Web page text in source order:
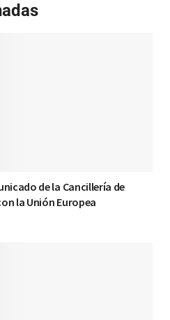
de la Cancillería de
la Unión Europea